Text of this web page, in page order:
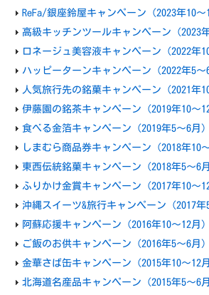
ReFa/銀座鈴屋キャンペーン（2023年10～
高級キッチンツールキャンペーン（2023
ロネージュ美容液キャンペーン（2022年
ハッピーターンキャンペーン（2022年5～
人気旅行先の銘菓キャンペーン（2021年
伊藤園の銘茶キャンペーン（2019年10～
食べる金箔キャンペーン（2019年5～6月）
しまむら商品券キャンペーン（2018年10～
東西伝統銘菓キャンペーン（2018年5～6月
ふりかけ金賞キャンペーン（2017年10～
沖縄スイーツ&旅行キャンペーン（2017年
阿蘇応援キャンペーン（2016年10～12月）
ご飯のお供キャンペーン（2016年5～6月）
金華さば缶キャンペーン（2015年10～12月
北海道名産品キャンペーン（2015年5～6月